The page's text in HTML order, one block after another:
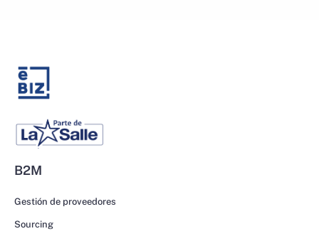
B2M
Gestión de proveedores
Sourcing